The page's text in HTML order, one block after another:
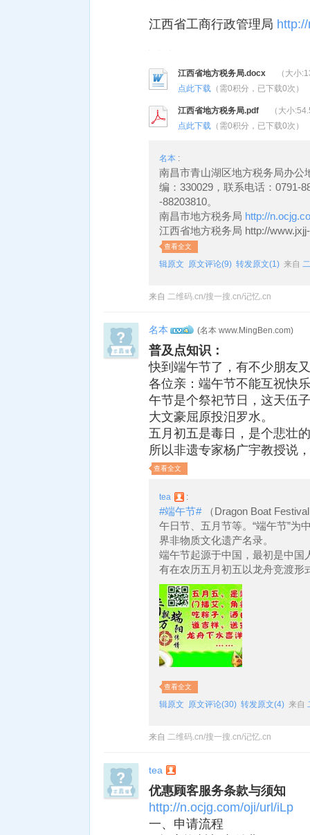
江西省工商行政管理局
江西省地方税务局.docx
（大小
点此下载 （需0积分，已下载0次）
江西省地方税务局.pdf
（大小
点此下载 （需0积分，已下载0次）
名本 :
南昌市青山湖区地方税务局办公
编：330029，联系电话：0791-
-88203810。
南昌市地方税务局 http://
江西省地方税务局 http://
查看全文
辑原文 原文评论(9) 转发原文(1) 来自
来自 二维码.cn/搜一搜.cn/记忆.cn
名本 4
(名本 www.MingBen.com)
普及点知识：
快到端午节了，有不少朋友
各位亲：端午节不能互祝快
午节是个祭祀节日，这天伍
大文豪屈原投汨罗水。
五月初五是毒日，是个悲壮
所以非遗专家杨广宇教授说
查看全文
tea :
#端午节#（Dragon Boat
午日节、五月节等。“端午节”为
界非物质文化遗产名录。
端午节起源于中国，最初是中国
有在农历五月初五以龙舟竞渡形
查看全文
辑原文 原文评论(30) 转发原文(4) 来自
来自 二维码.cn/搜一搜.cn/记忆.cn
tea
优惠顾客服务条款与须知
http://n.ocjg.com/oji/url/iLp
一、申请流程